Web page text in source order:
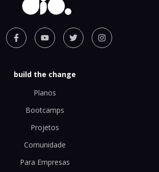
build the change
Planos
Bootcamps
Projetos
Comunidade
Para Empresas